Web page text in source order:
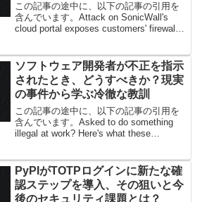
この記事の途中に、以下の記事の引用を
含んでいます。Attack on SonicWall's
cloud portal exposes customers' firewall
ソフトウェア開発者が不正を指示
されたとき、どうすべきか？現実
の事件から学ぶ冷徹な教訓
この記事の途中に、以下の記事の引用を
含んでいます。Asked to do something
illegal at work? Here's what these
PyPIがTOTPログインに新たな確
認ステップを導入、その狙いと今
後のセキュリティ課題とは？